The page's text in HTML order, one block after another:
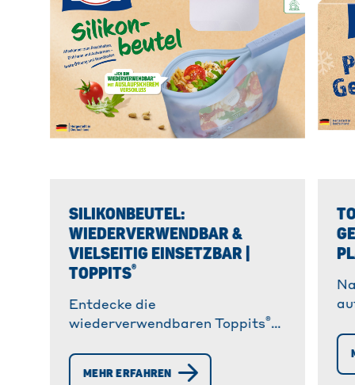
SILIKONBEUTEL:
WIEDERVERWENDBAR &
VIELSEITIG EINSETZBAR |
TOPPITS®
Entdecke die
wiederverwendbaren Toppits®
Einfrieren, Aufbewahren & für
MEHR ERFAHREN